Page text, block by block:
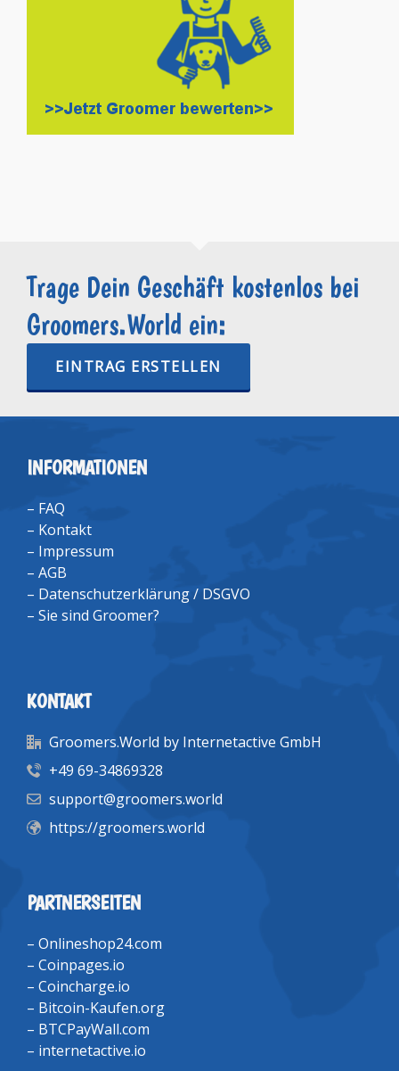
Trage Dein Geschäft kostenlos bei
Groomers.World ein:
EINTRAG ERSTELLEN
INFORMATIONEN
– FAQ
– Kontakt
– Impressum
– AGB
– Datenschutzerklärung / DSGVO
– Sie sind Groomer?
KONTAKT
Groomers.World by Internetactive GmbH
+49 69-34869328
support@groomers.world
https://groomers.world
PARTNERSEITEN
– Onlineshop24.com
– Coinpages.io
– Coincharge.io
– Bitcoin-Kaufen.org
– BTCPayWall.com
– internetactive.io